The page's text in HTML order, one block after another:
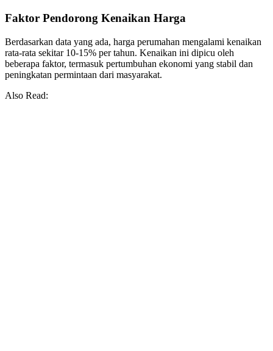
Faktor Pendorong Kenaikan Harga
Berdasarkan data yang ada, harga perumahan mengalami kenaikan
rata-rata sekitar 10-15% per tahun. Kenaikan ini dipicu oleh
beberapa faktor, termasuk pertumbuhan ekonomi yang stabil dan
peningkatan permintaan dari masyarakat.
Also Read: